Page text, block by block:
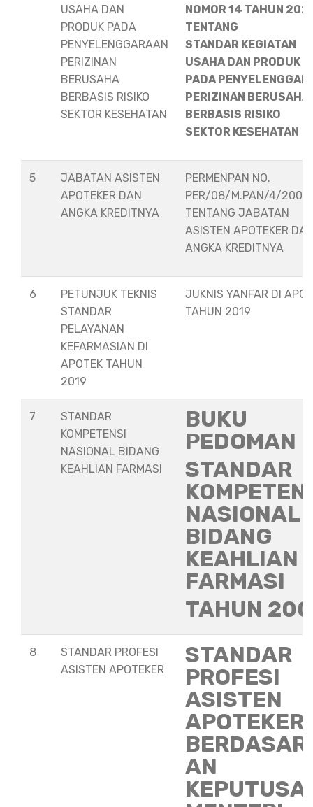
USAHA DAN
PRODUK PADA
PENYELENGGARAAN
PERIZINAN
BERUSAHA
BERBASIS RISIKO
SEKTOR KESEHATAN
NOMOR 14 TAHUN
TENTANG
STANDAR KEGIATAN
USAHA DAN PRODUK
PADA
PERIZINAN BERUSAHA
BERBASIS RISIKO
SEKTOR KESEHATAN
5
JABATAN ASISTEN
APOTEKER DAN
ANGKA KREDITNYA
PERMENPAN NO.
PER/08/M.PAN/4/2008
TENTANG JABATAN
ASISTEN APOTEKER
ANGKA KREDITNYA
6
PETUNJUK TEKNIS
STANDAR
PELAYANAN
KEFARMASIAN DI
APOTEK TAHUN
2019
JUKNIS YANFAR DI
TAHUN 2019
7
STANDAR
KOMPETENSI
NASIONAL BIDANG
KEAHLIAN FARMASI
BUKU
PEDOMAN
STANDAR
NASIONAL
BIDANG
KEAHLIAN
FARMASI
TAHUN
8
STANDAR PROFESI
ASISTEN APOTEKER
STANDAR
PROFESI
ASISTEN
APOTEKER
AN